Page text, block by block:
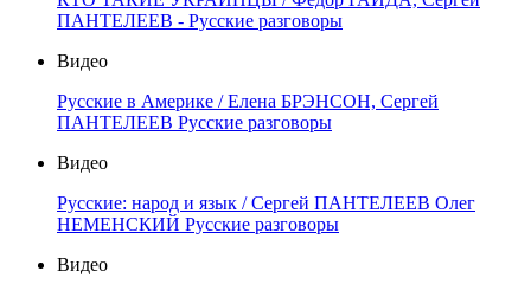
ПАНТЕЛЕЕВ - Русские разговоры
Видео
Русские в Америке / Елена БРЭНСОН, Сергей
ПАНТЕЛЕЕВ Русские разговоры
Видео
Русские: народ и язык / Сергей ПАНТЕЛЕЕВ Олег
НЕМЕНСКИЙ Русские разговоры
Видео